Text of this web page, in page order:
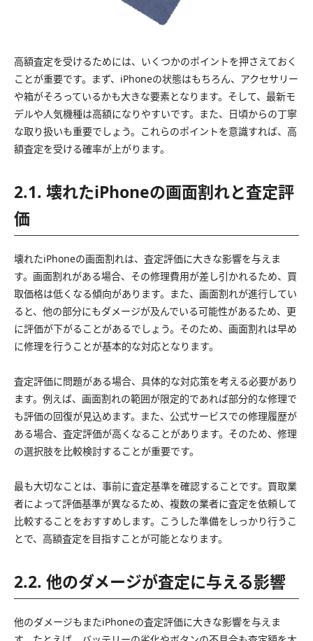
高額査定を受けるためには、いくつかのポイントを押さえておく
ことが重要です。まず、iPhoneの状態はもちろん、アクセサリー
や箱がそろっているかも大きな要素となります。そして、最新モ
デルや人気機種は高額になりやすいです。また、日頃からの丁寧
な取り扱いも重要でしょう。これらのポイントを意識すれば、高
額査定を受ける確率が上がります。
2.1. 壊れたiPhoneの画面割れと査定評
価
壊れたiPhoneの画面割れは、査定評価に大きな影響を与えま
す。画面割れがある場合、その修理費用が差し引かれるため、買
取価格は低くなる傾向があります。また、画面割れが進行してい
ると、他の部分にもダメージが及んでいる可能性があるため、更
に評価が下がることがあるでしょう。そのため、画面割れは早め
に修理を行うことが基本的な対応となります。
査定評価に問題がある場合、具体的な対応策を考える必要があり
ます。例えば、画面割れの範囲が限定的であれば部分的な修理で
も評価の回復が見込めます。また、公式サービスでの修理履歴が
ある場合、査定評価が高くなることがあります。そのため、修理
の選択肢を比較検討することが重要です。
最も大切なことは、事前に査定基準を確認することです。買取業
者によって評価基準が異なるため、複数の業者に査定を依頼して
比較することをおすすめします。こうした準備をしっかり行うこ
とで、高額査定を目指すことが可能となります。
2.2. 他のダメージが査定に与える影響
他のダメージもまたiPhoneの査定評価に大きな影響を与えま